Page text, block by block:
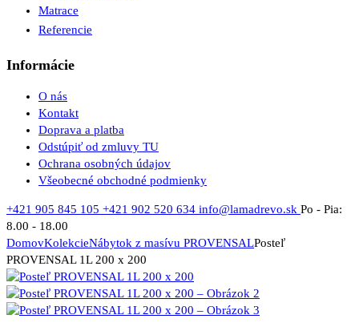
Matrace
Referencie
Informácie
O nás
Kontakt
Doprava a platba
Odstúpiť od zmluvy TU
Ochrana osobných údajov
Všeobecné obchodné podmienky
+421 905 845 105 +421 902 520 634 info@lamadrevo.sk Po - Pia:
8.00 - 18.00
DomovKolekcieNábytok z masívu PROVENSALPosteľ
PROVENSAL 1L 200 x 200